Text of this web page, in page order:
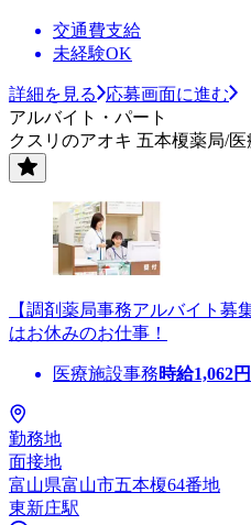
交通費支給
未経験OK
詳細を見る
応募画面に進む
アルバイト・パート
クスリのアオキ 五本榎薬局/
【調剤薬局事務アルバイト募
はお休みのお仕事！
医療施設事務時給1,062
勤務地
面接地
富山県富山市五本榎64番地
東新庄駅